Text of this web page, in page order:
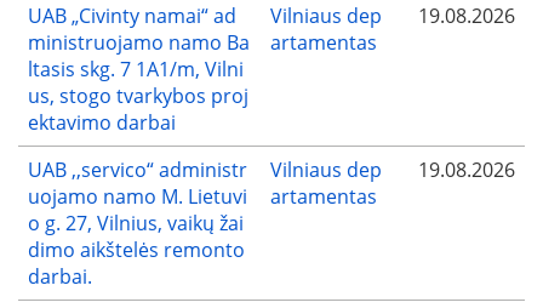
UAB „Civinty namai“ ad
ministruojamo namo Ba
ltasis skg. 7 1A1/m, Vilni
us, stogo tvarkybos proj
ektavimo darbai
Vilniaus dep
artamentas
19.08.2026
UAB ,,servico“ administr
uojamo namo M. Lietuvi
o g. 27, Vilnius, vaikų žai
dimo aikštelės remonto
darbai.
Vilniaus dep
artamentas
19.08.2026